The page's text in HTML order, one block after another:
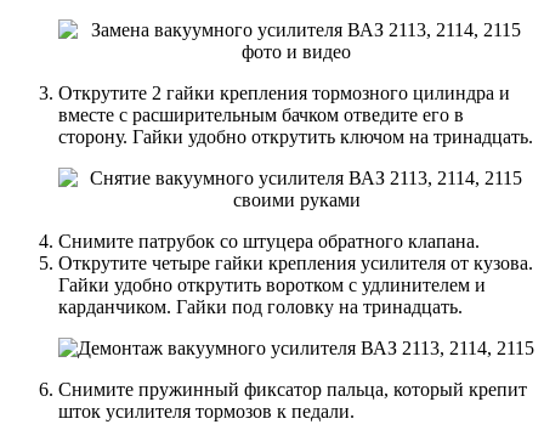
Открутите 2 гайки крепления тормозного цилиндра и
вместе с расширительным бачком отведите его в
сторону. Гайки удобно открутить ключом на тринадцать.
Снимите патрубок со штуцера обратного клапана.
Открутите четыре гайки крепления усилителя от кузова.
Гайки удобно открутить воротком с удлинителем и
карданчиком. Гайки под головку на тринадцать.
Снимите пружинный фиксатор пальца, который крепит
шток усилителя тормозов к педали.